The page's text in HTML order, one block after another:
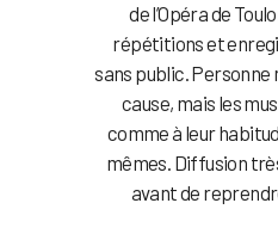
de l’Opéra de
répétitions et
sans public. Personne
cause, mais les
comme à leur
mêmes. Diffusion
avant de